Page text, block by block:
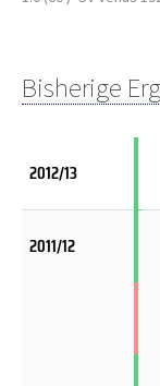
Bisherige
2012/13
2011/12